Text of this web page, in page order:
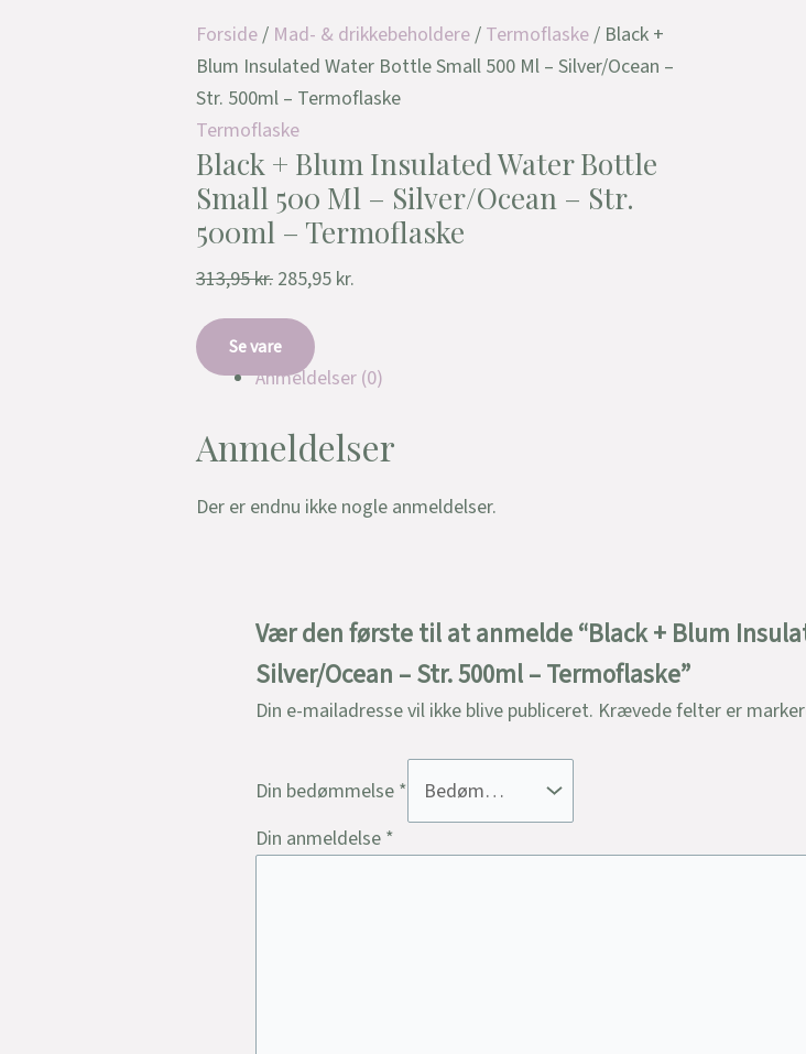
Forside/ Mad- & drikkebeholdere/ Termoflaske/ Black +
Blum Insulated Water Bottle Small 500 Ml – Silver/Ocean –
Str. 500ml – Termoflaske
Termoflaske
Black + Blum Insulated Water Bottle
Small 500 Ml – Silver/Ocean – Str.
500ml – Termoflaske
313,95kr. 285,95 kr.
Se vare
Anmeldelser (0)
Anmeldelser
Der er endnu ikke nogle anmeldelser.
Vær den første til at anmelde “Black + Blum
Silver/Ocean – Str. 500ml – Termoflaske”
Din e-mailadresse vil ikke blive publiceret. Krævede felter er
Din bedømmelse *
Din anmeldelse *